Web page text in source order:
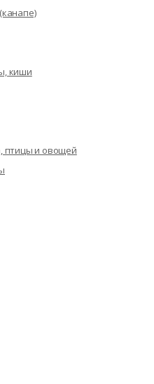
киши
птицы и овощей